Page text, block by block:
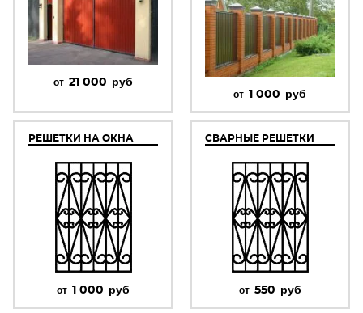
от 21 000 руб
от 1 000 руб
РЕШЕТКИ НА ОКНА
от 1 000 руб
СВАРНЫЕ РЕШЕТКИ
от 550 руб